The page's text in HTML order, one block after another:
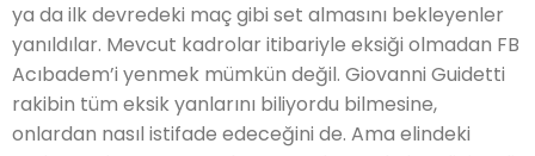
ya da ilk devredeki maç gibi set almasını bekleyenler
yanıldılar. Mevcut kadrolar itibariyle eksiği olmadan FB
Acıbadem’i yenmek mümkün değil. Giovanni Guidetti
rakibin tüm eksik yanlarını biliyordu bilmesine,
onlardan nasıl istifade edeceğini de. Ama elindeki